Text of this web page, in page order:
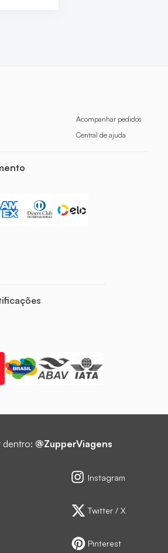
Acompanhar pedidos
Central de ajuda
dentro: @ZupperViagens
Instagram
Twitter / X
Pinterest